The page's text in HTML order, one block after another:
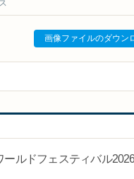
画像ファイルのダウン
ールドフェスティバル